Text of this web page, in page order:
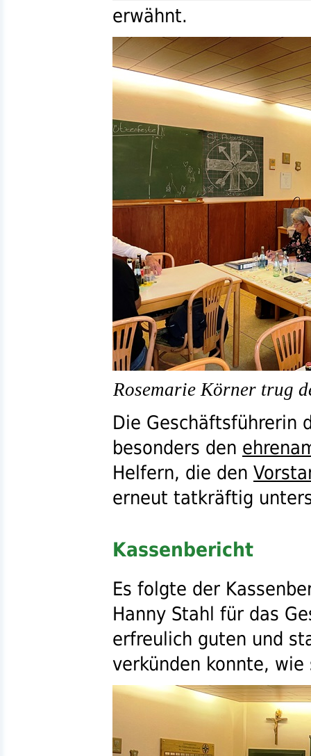
erwähnt.
Rosemarie Körner trug
Die Geschäftsführerin
besonders den
Helfern, die den
erneut tatkräftig
Kassenbericht
Es folgte der
Hanny Stahl für das
erfreulich guten und
verkünden konnte,